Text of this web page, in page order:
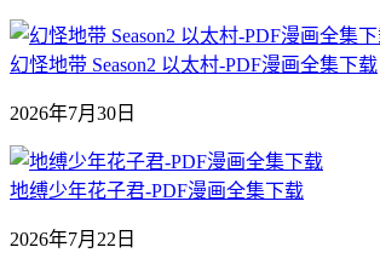
幻怪地带 Season2 以太村-PDF漫画全集下载
2026年7月30日
地缚少年花子君-PDF漫画全集下载
2026年7月22日